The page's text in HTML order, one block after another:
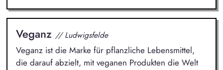
Veganz // Ludwigsfelde
Veganz ist die Marke für pflanzliche Lebensmittel,
die darauf abzielt, mit veganen Produkten die Welt